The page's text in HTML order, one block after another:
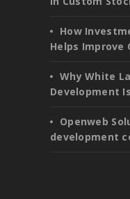
How
Helps Improve
Why White
Development
Openweb
development